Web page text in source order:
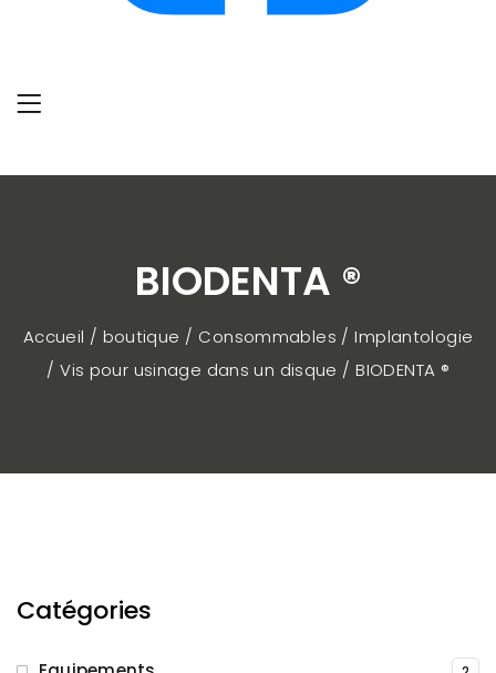
BIODENTA ®
Accueil / boutique Consommables
Implantologie
Vis pour usinage dans un disque
BIODENTA ®
Catégories